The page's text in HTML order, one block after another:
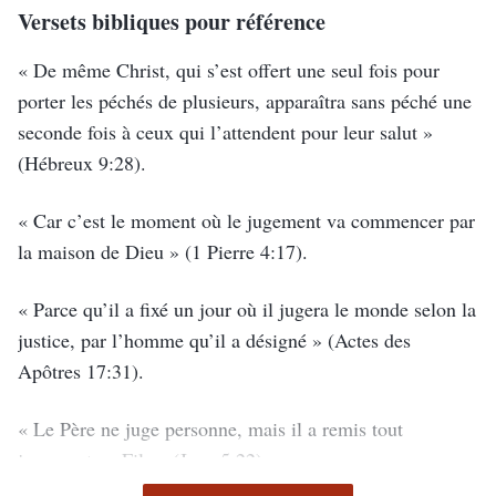
ordinaire. Le Fils de l’homme Lui-même ne sait pas,
alors comment pourrais-tu savoir ?
Esprit et peut aussi devenir chair ; par conséquent, les
paroles du Saint-Esprit, telles que prononcées dans le
passé, sont les paroles de Dieu incarné aujourd’hui.
Beaucoup de gens absurdes croient que puisque c’est le
Saint-Esprit qui parle, Sa voix devrait se faire entendre
depuis les cieux afin que les gens la perçoivent.
Quiconque pense de cette façon ne connaît pas l’œuvre
prononcées par Dieu devenu chair. Le Saint-Esprit ne
peut pas parler directement à l’homme ; même à l’ère de
la Loi, l’Éternel ne parlait pas directement au peuple. Ne
serait-il pas beaucoup moins probable qu’Il le fasse dans
l’ère d’aujourd’hui ? Pour que Dieu prononce des
– La Parole, vol. 1 : L’apparition et l’œuvre de Dieu, Comment
l’homme qui a délimité Dieu dans ses notions peut-il recevoir les
révélations de Dieu ?
Aujourd’hui, la nouvelle œuvre de Dieu est commencée
Versets bibliques pour référence
« De même Christ, qui s’est offert une seul fois pour
porter les péchés de plusieurs, apparaîtra sans péché une
seconde fois à ceux qui l’attendent pour leur salut »
(Hébreux 9:28).
« Car c’est le moment où le jugement va commencer par
la maison de Dieu » (1 Pierre 4:17).
« Parce qu’il a fixé un jour où il jugera le monde selon la
justice, par l’homme qu’il a désigné » (Actes des
Apôtres 17:31).
« Le Père ne juge personne, mais il a remis tout
jugement au Fils »
(Jean 5:22)